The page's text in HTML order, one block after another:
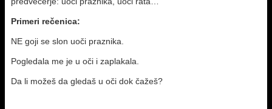
Primeri rečenica:
NE goji se slon uoči praznika.
Pogledala me je u oči i zaplakala.
Da li možeš da gledaš u oči dok čažeš?